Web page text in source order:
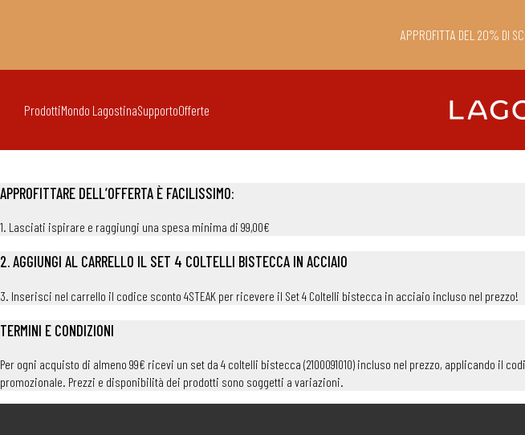
APPROFITTA DEL 20% DI
ProdottiMondo LagostinaSupportoOfferte
APPROFITTARE DELL’OFFERTA È FACILISSIMO:
1. Lasciati ispirare e raggiungi una spesa minima di 99,00€
2. AGGIUNGI AL CARRELLO IL SET 4 COLTELLI BISTECCA IN ACCIAIO
3. Inserisci nel carrello il codice sconto 4STEAK per ricevere il Set 4 Coltelli bistecca in acciaio incluso nel prezzo!
TERMINI E CONDIZIONI
Per ogni acquisto di almeno 99€ ricevi un set da 4 coltelli bistecca (2100091010) incluso nel prezzo, applicando il
promozionale. Prezzi e disponibilità dei prodotti sono soggetti a variazioni.